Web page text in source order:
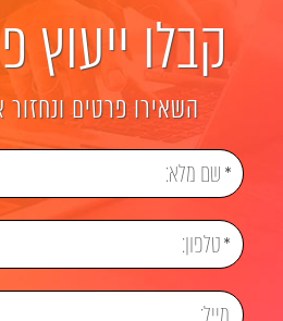
קבלו ייעוץ
השאירו פרטים